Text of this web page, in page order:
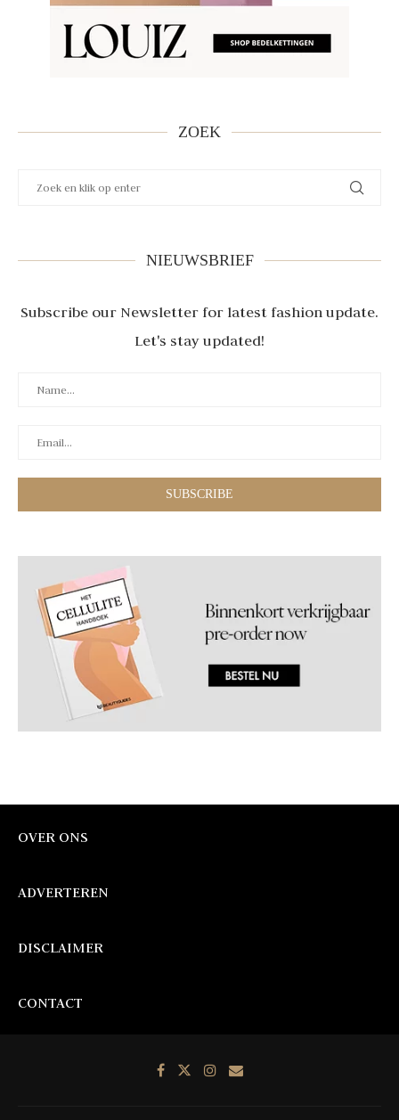
ZOEK
NIEUWSBRIEF
Subscribe our Newsletter for latest fashion update.
Let's stay updated!
OVER ONS
ADVERTEREN
DISCLAIMER
CONTACT